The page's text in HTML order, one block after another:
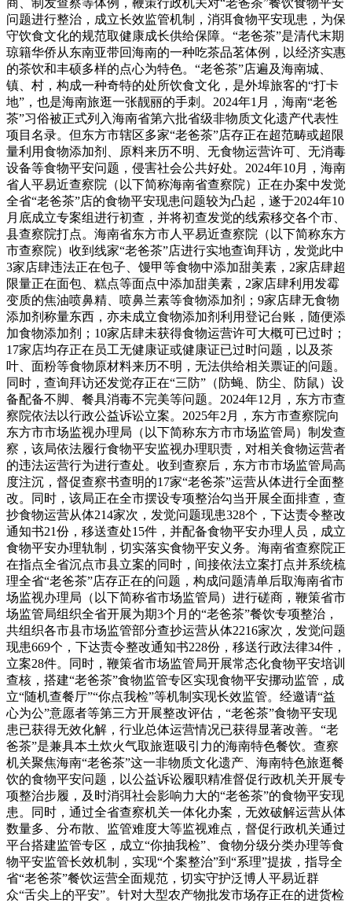
问题进行整治，成立长效监管机制，消弭食物平安现患，为保
守饮食文化的规范取健康成长供给保障。“老爸茶”是清代末期
琼籍华侨从东南亚带回海南的一种吃茶品茗体例，以经济实惠
的茶饮和丰硕多样的点心为特色。“老爸茶”店遍及海南城、
镇、村，构成一种奇特的处所饮食文化，是外埠旅客的“打卡
地”，也是海南旅逛一张靓丽的手刺。2024年1月，海南“老爸
茶”习俗被正式列入海南省第六批省级非物质文化遗产代表性
项目名录。但东方市辖区多家“老爸茶”店存正在超范畴或超限
量利用食物添加剂、原料来历不明、无食物运营许可、无消毒
设备等食物平安问题，侵害社会公共好处。2024年10月，海南
省人平易近查察院（以下简称海南省查察院）正在办案中发觉
全省“老爸茶”店的食物平安现患问题较为凸起，遂于2024年10
月底成立专案组进行初查，并将初查发觉的线索移交各个市、
县查察院打点。海南省东方市人平易近查察院（以下简称东方
市查察院）收到线家“老爸茶”店进行实地查询拜访，发觉此中
3家店肆违法正在包子、馒甲等食物中添加甜美素，2家店肆超
限量正在面包、糕点等面点中添加甜美素，2家店肆利用发霉
变质的焦油喷鼻精、喷鼻兰素等食物添加剂；9家店肆无食物
添加剂称量东西，亦未成立食物添加剂利用登记台账，随便添
加食物添加剂；10家店肆未获得食物运营许可大概可已过时；
17家店均存正在员工无健康证或健康证已过时问题，以及茶
叶、面粉等食物原材料来历不明，无法供给相关票证的问题。
同时，查询拜访还发觉存正在“三防”（防蝇、防尘、防鼠）设
备配备不脚、餐具消毒不完美等问题。2024年12月，东方市查
察院依法以行政公益诉讼立案。2025年2月，东方市查察院向
东方市市场监视办理局（以下简称东方市市场监管局）制发查
察，该局依法履行食物平安监视办理职责，对相关食物运营者
的违法运营行为进行查处。收到查察后，东方市市场监管局高
度注沉，督促查察书查明的17家“老爸茶”运营从体进行全面整
改。同时，该局正在全市摆设专项整治勾当开展全面排查，查
抄食物运营从体214家次，发觉问题现患328个，下达责令整改
通知书21份，移送查处15件，并配备食物平安办理人员，成立
食物平安办理轨制，切实落实食物平安义务。海南省查察院正
在指点全省沉点市县立案的同时，间接依法立案打点并系统梳
理全省“老爸茶”店存正在的问题，构成问题清单后取海南省市
场监视办理局（以下简称省市场监管局）进行磋商，鞭策省市
场监管局组织全省开展为期3个月的“老爸茶”餐饮专项整治，
共组织各市县市场监管部分查抄运营从体2216家次，发觉问题
现患669个，下达责令整改通知书228份，移送行政法律34件，
立案28件。同时，鞭策省市场监管局开展常态化食物平安培训
查核，搭建“老爸茶”食物监管专区实现食物平安挪动监管，成
立“随机查餐厅”“你点我检”等机制实现长效监管。经邀请“益
心为公”意愿者等第三方开展整改评估，“老爸茶”食物平安现
患已获得无效化解，行业总体运营情况已获得显著改善。“老
爸茶”是兼具本土炊火气取旅逛吸引力的海南特色餐饮。查察
机关聚焦海南“老爸茶”这一非物质文化遗产、海南特色旅逛餐
饮的食物平安问题，以公益诉讼履职精准督促行政机关开展专
项整治步履，及时消弭社会影响力大的“老爸茶”的食物平安现
患。同时，通过全省查察机关一体化办案，无效破解运营从体
数量多、分布散、监管难度大等监视难点，督促行政机关通过
平台搭建监管专区，成立“你抽我检”、食物分级分类办理等食
物平安监管长效机制，实现“个案整治”到“系理”提拔，指导全
省“老爸茶”餐饮运营全面规范，切实守护泛博人平易近群
众“舌尖上的平安”。针对大型农产物批发市场存正在的进货检